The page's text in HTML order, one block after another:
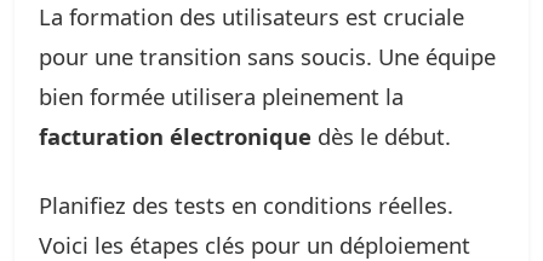
La formation des utilisateurs est cruciale
pour une transition sans soucis. Une équipe
bien formée utilisera pleinement la
facturation électronique dès le début.
Planifiez des tests en conditions réelles.
Voici les étapes clés pour un déploiement